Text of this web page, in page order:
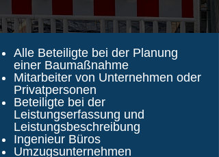
Alle Beteiligte bei der Planung
einer Baumaßnahme
Mitarbeiter von Unternehmen oder
Privatpersonen
Beteiligte bei der
Leistungserfassung und
Leistungsbeschreibung
Ingenieur Büros
Umzugsunternehmen